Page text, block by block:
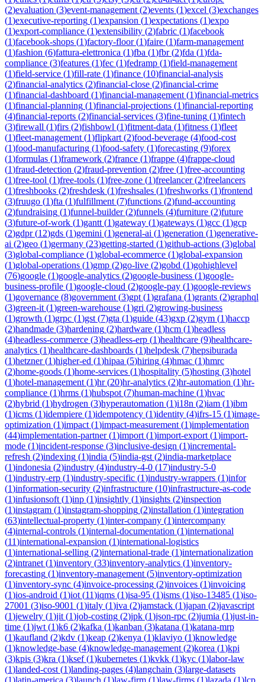
(2)evaluation (3)event-management (2)events (1)excel (3)exchanges
(1)executive-reporting (1)expansion (1)expectations (1)expo
(1)export-compliance (1)extensibility (2)fabric (1)facebook
(1)facebook-shops (1)factory-floor(1)faire (1)farm-management
(1)fashion (6)fattura-elettronica (1)fba (1)fbr(2)fda (1)fda-
compliance (3)features (1)fec (1)fedramp (1)field-management
(1)field-service (1)fill-rate (1)finance (10)financial-analysis
(2)financial-analytics (2)financial-close (2)financial-crime
(1)financial-dashboard (1)financial-management (1)financial-metrics
(1)financial-planning (1)financial-projections (1)financial-reporting
(4)financial-reports (2)financial-services (3)fine-tuning (1)fintech
(3)firewall (1)firs (2)fishbowl (1)fitment-data (1)fitness (1)fleet
(1)fleet-management (1)flipkart (2)food-beverage (4)food-cost
(1)food-manufacturing (1)food-safety (1)forecasting (9)forex
(1)formulas (1)framework (2)france (1)frappe (4)frappe-cloud
(1)fraud-detection (2)fraud-prevention (2)free (1)free-accounting
(1)free-tool (1)free-tools (1)free-zone (1)freelancer(2)freelancers
(1)freshbooks (2)freshdesk (1)freshsales (1)freshworks (1)frontend
(3)fruugo (1)fta (1)fulfillment (7)functions (2)fund-accounting
(2)fundraising (1)funnel-builder(2)funnels (4)furniture (2)future
(3)future-of-work (1)gantt (1)gateway (1)gateways (1)gcc (1)gcp
(2)gdpr(12)gds (1)gemini (1)general-ai (1)generation (1)generative-
ai (2)geo (1)germany (23)getting-started (1)github-actions (3)global
(3)global-compliance (1)global-ecommerce (1)global-expansion
(1)global-operations (1)gmp (2)go-live (2)gobd (1)gohighlevel
(76)google (1)google-analytics (2)google-business (1)google-
business-profile (1)google-cloud (2)google-pay (1)google-reviews
(1)governance (8)government (3)gpt (1)grafana (1)grants (2)graphql
(3)green-it (1)green-warehouse (1)gri (2)growing-business
(1)growth (1)grpc (1)gst (7)gta (1)guide (43)gxp (2)gym (1)haccp
(2)handmade (3)hardening (2)hardware (1)hcm (1)headless
(4)headless-commerce (3)headless-erp (1)healthcare (9)healthcare-
analytics (1)healthcare-dashboards (1)helpdesk (7)hepsiburada
(1)hetzner(1)higher-ed (1)hipaa (5)hiring (4)hmac (1)hmrc
(2)home-goods (1)home-services (1)hospitality (5)hosting (3)hotel
(1)hotel-management (1)hr(20)hr-analytics (2)hr-automation (1)hr-
compliance (1)hrms (1)hubspot (7)human-machine (1)hvac
(2)hybrid (1)hydrogen (3)hyperautomation (1)i18n (2)iam (1)ibm
(1)icms (1)idempiere (1)idempotency (1)identity (4)ifrs-15 (1)image-
optimization (1)impact (1)impact-measurement (1)implementation
(44)implementation-partner(1)import (1)import-export (1)import-
mode (1)incident-response (3)inclusive-design (1)incremental-
refresh (2)indexing (1)india (5)india-gst (2)india-marketplace
(1)indonesia (2)industry (4)industry-4-0 (17)industry-5-0
(1)industry-erp (1)industry-specific (1)industry-wrappers (1)infor
(1)information-security (2)infrastructure (10)infrastructure-as-code
(1)infusionsoft (1)inp (1)insightly (1)insights (2)inspection
(1)instagram (1)instagram-shopping (2)installation (1)integration
(63)intellectual-property (1)inter-company (1)intercompany
(4)internal-controls (1)internal-documentation (1)international
(11)international-expansion (1)international-logistics
(1)international-selling (2)international-trade (1)internationalization
(2)intranet (1)inventory (33)inventory-analytics (1)inventory-
forecasting (1)inventory-management (5)inventory-optimization
(1)inventory-sync (4)invoice-processing (2)invoices (1)invoicing
(1)ios-android (1)iot (11)iqms (1)isa-95 (1)isms (1)iso-13485 (1)iso-
27001 (3)iso-9001 (1)italy (1)iva (2)jamstack (1)japan (2)javascript
(1)jewelry (1)jit (1)job-costing (2)jpk (1)json-rpc (2)jumia (1)just-in-
time (1)jwt (1)k6 (2)kafka (1)kanban (3)katana (1)katana-mrp
(1)kaufland (2)kdv (1)keap (2)kenya (1)klaviyo (1)knowledge
(1)knowledge-base (4)knowledge-management (2)korea (1)kpi
(3)kpis (3)kra (1)ksef(1)kubernetes (1)kvkk (1)kyc (1)labor-law
(1)landed-cost (1)landing-pages (4)langchain (3)large-datasets
(1)latin-america (3)launch (1)law-firm (1)law-firms (1)lazada (1)lcp